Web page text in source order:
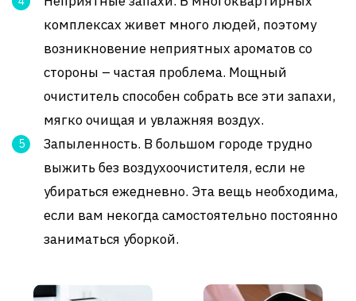
комплексах живет много людей, поэтому
возникновение неприятных ароматов со
стороны – частая проблема. Мощный
очиститель способен собрать все эти запахи,
мягко очищая и увлажняя воздух.
Запыленность. В большом городе трудно
выжить без воздухоочистителя, если не
убираться ежедневно. Эта вещь необходима,
если вам некогда самостоятельно постоянно
заниматься уборкой.